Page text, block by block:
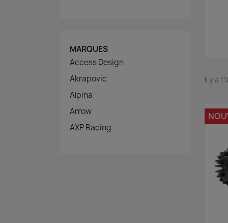
MARQUES
Access Design
Akrapovic
Alpina
Arrow
AXP Racing
Il y a